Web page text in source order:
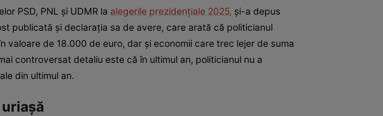
PSD, PNL și UDMR la alegerile prezidențiale 2025, și-a depus
publicată și declarația sa de avere, care arată că politicianul
valoare de 18.000 de euro, dar și economii care trec lejer de suma
controversat detaliu este că în ultimul an, politicianul nu a
din ultimul an.